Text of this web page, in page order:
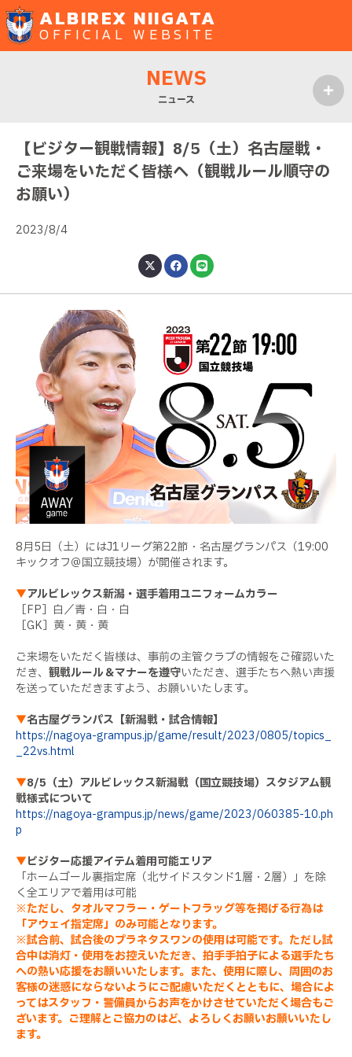
ALBIREX NIIGATA
OFFICIAL WEBSITE
NEWS
ニュース
【ビジター観戦情報】8/5（土）名古屋戦・
ご来場をいただく皆様へ（観戦ルール順守の
お願い）
2023/8/4
8月5日（土）にはJ1リーグ第22節・名古屋グランパス（19:00
キックオフ＠国立競技場）が開催されます。
▼アルビレックス新潟・選手着用ユニフォームカラー
［FP］白／青・白・白
［GK］黄・黄・黄
ご来場をいただく皆様は、事前の主管クラブの情報をご確認いた
だき、 観戦ルール＆マナーを遵守いただき、選手たちへ熱い声援
を送っていただきますよう、お願いいたします。
▼名古屋グランパス【新潟戦・試合情報】
https://nagoya-grampus.jp/game/result/2023/0805/topics_
_22vs.html
▼8/5（土）アルビレックス新潟戦（国立競技場）スタジアム観
戦様式について
https://nagoya-grampus.jp/news/game/2023/060385-10.ph
p
▼ビジター応援アイテム着用可能エリア
「ホームゴール裏指定席（北サイドスタンド1層・2層）」を除
く全エリアで着用は可能
※ただし、タオルマフラー・ゲートフラッグ等を掲げる行為は
「アウェイ指定席」のみ可能となります。
※試合前、試合後のプラネタスワンの使用は可能です。ただし試
合中は消灯・使用をお控えいただき、拍手手拍子による選手たち
への熱い応援をお願いいたします。また、使用に際し、周囲のお
客様の迷惑にならないようにご配慮いただくとともに、場合によ
ってはスタッフ・警備員からお声をかけさせていただく場合もご
ざいます。ご理解とご協力のはど、よろしくお願いお願いいたし
ます。